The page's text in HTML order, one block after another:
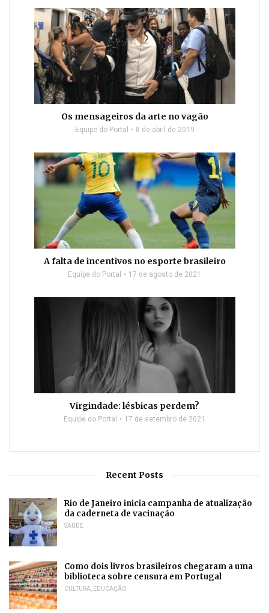
Os mensageiros da arte no vagão
Equipe do Portal 8 de abril de 2019
A falta de incentivos no esporte brasileiro
Equipe do Portal 17 de agosto de 2021
Virgindade: lésbicas perdem?
Equipe do Portal 17 de setembro de 2021
Recent Posts
Rio de Janeiro inicia campanha de atualização
da caderneta de vacinação
SAÚDE
Como dois livros brasileiros chegaram a uma
biblioteca sobre censura em Portugal
CULTURA, EDUCAÇÃO